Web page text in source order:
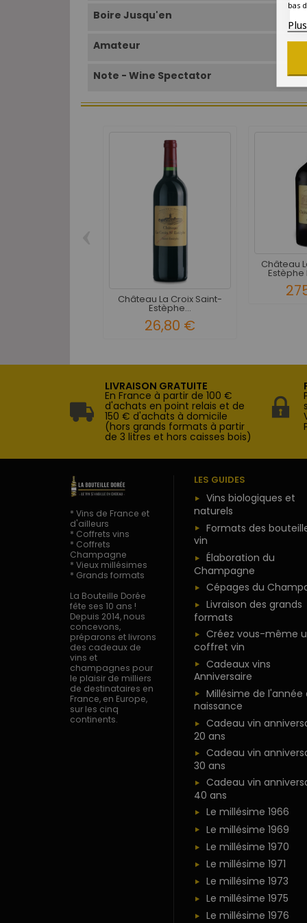
Boire Jusqu'en
Amateur
Note - Wine Spectator
Château La Croix Saint-
Estèphe...
26,80 €
Château
Estèphe
LIVRAISON GRATUITE
En France à partir de 100 €
d'achats en point relais et de
150 € d'achats à domicile
(hors grands formats à partir
de 3 litres et hors caisses bois)
* Vins de France et
d'ailleurs
* Coffrets vins
* Coffrets
Champagne
* Vieux millésimes
* Grands formats
La Bouteille Dorée
fête ses 10 ans !
Depuis 2014, nous
concevons,
préparons et livrons
des cadeaux de
vins et
champagnes pour
le plaisir de milliers
de destinataires en
France, en Europe,
sur les cinq
continents.
LES GUIDES
Vins biologiques et
naturels
Formats des
vin
Élaboration du
Champagne
Cépages du
Livraison des grands
formats
Créez vous-même
coffret vin
Cadeaux vins
Anniversaire
Millésime de l'année
naissance
Cadeau vin
20 ans
Cadeau vin
30 ans
Cadeau vin
40 ans
Le millésime 1966
Le millésime 1969
Le millésime 1970
Le millésime 1971
Le millésime 1973
Le millésime 1975
Le millésime 1976
bas